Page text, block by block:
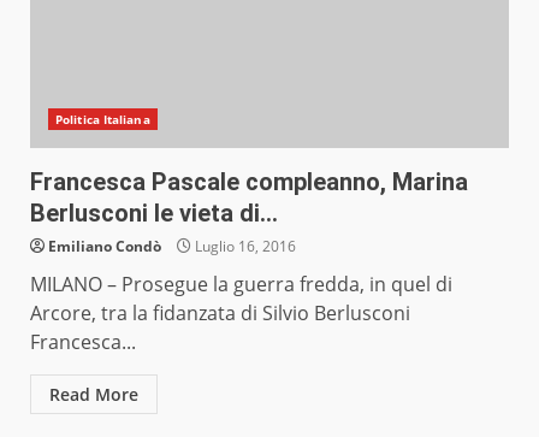
Politica Italiana
Francesca Pascale compleanno, Marina
Berlusconi le vieta di…
Emiliano Condò Luglio 16, 2016
MILANO – Prosegue la guerra fredda, in quel di
Arcore, tra la fidanzata di Silvio Berlusconi
Francesca...
Read More